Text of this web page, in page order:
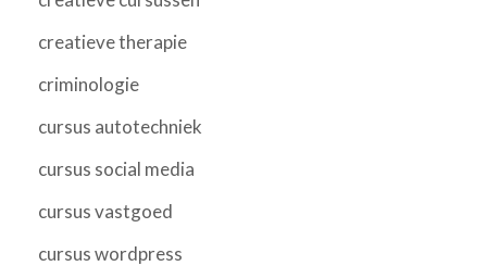
creatieve therapie
criminologie
cursus autotechniek
cursus social media
cursus vastgoed
cursus wordpress